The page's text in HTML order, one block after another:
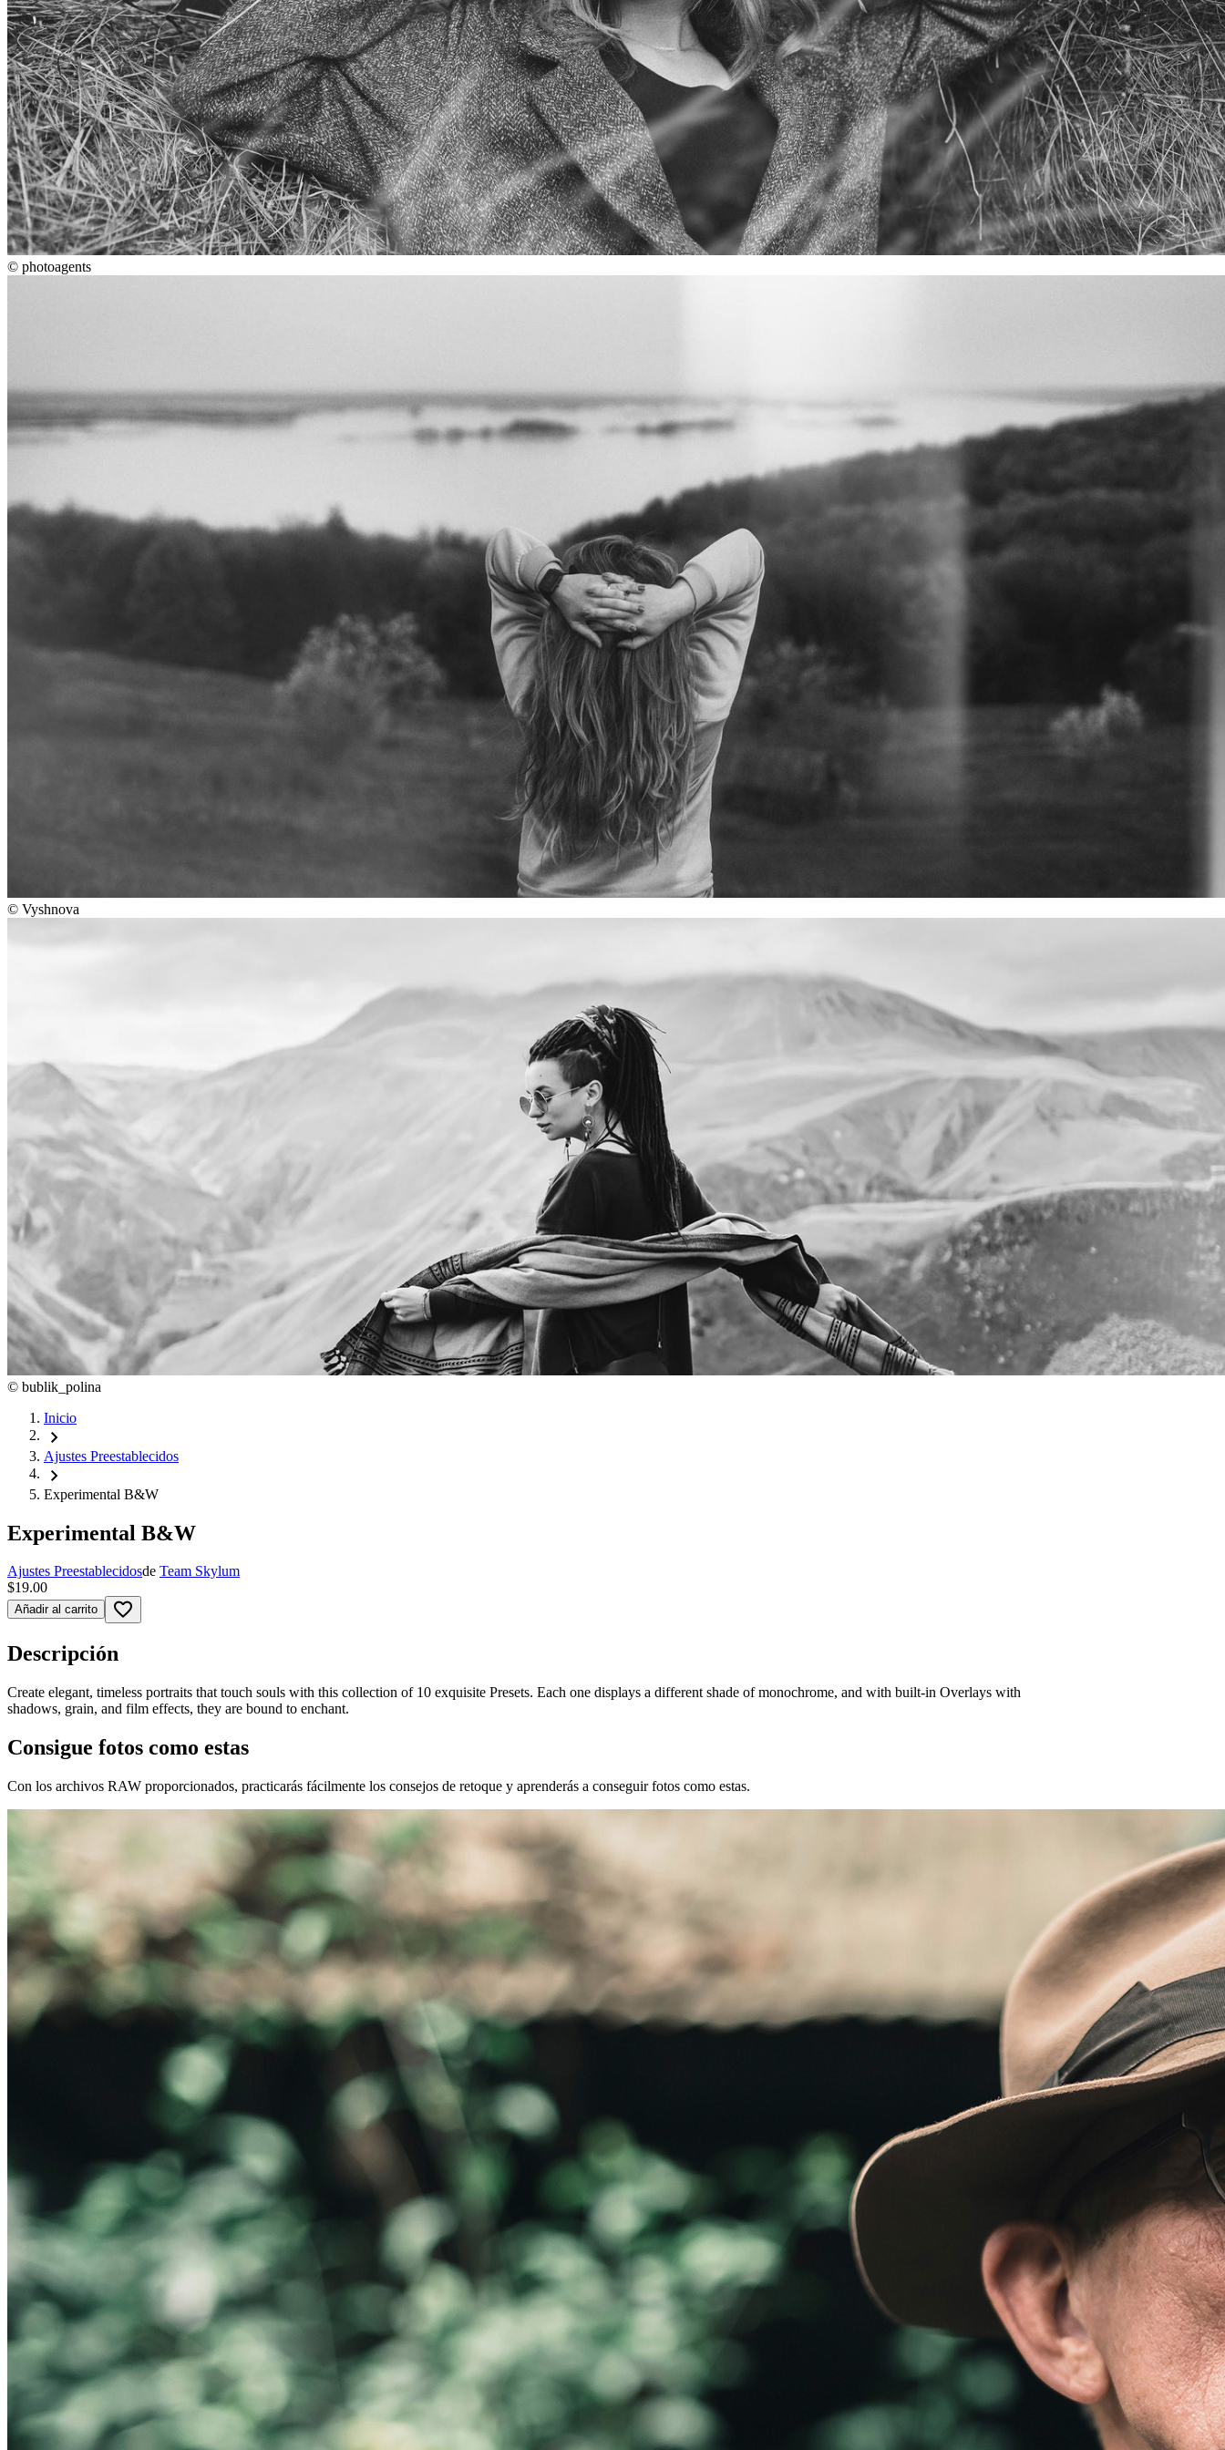
© photoagents
© Vyshnova
© bublik_polina
Inicio
chevron_right
Ajustes Preestablecidos
chevron_right
Experimental B&W
Experimental B&W
Ajustes Preestablecidosde Team Skylum
$19.00
Añadir al carrito favorite_border
Descripción
Create elegant, timeless portraits that touch souls with this collection of 10 exquisite Presets. Each one displays a different shade of monochrome, and with built-in Overlays with
shadows, grain, and film effects, they are bound to enchant.
Consigue fotos como estas
Con los archivos RAW proporcionados, practicarás fácilmente los consejos de retoque y aprenderás a conseguir fotos como estas.